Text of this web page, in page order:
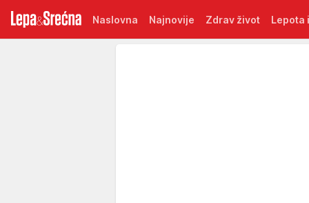
Naslovna Najnovije Zdrav život Lepota